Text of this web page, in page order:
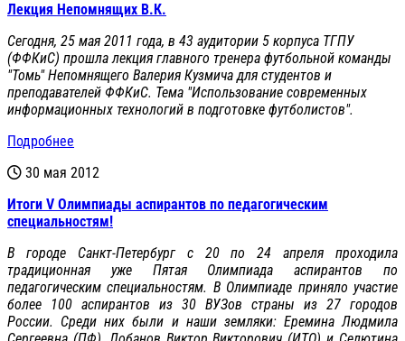
Лекция Непомнящих В.К.
Сегодня, 25 мая 2011 года, в 43 аудитории 5 корпуса ТГПУ
(ФФКиС) прошла лекция главного тренера футбольной команды
"Томь" Непомнящего Валерия Кузмича для студентов и
преподавателей ФФКиС. Тема "Использование современных
информационных технологий в подготовке футболистов".
Подробнее
30 мая 2012
Итоги V Олимпиады аспирантов по педагогическим
специальностям!
В городе Санкт-Петербург с 20 по 24 апреля проходила
традиционная уже Пятая Олимпиада аспирантов по
педагогическим специальностям. В Олимпиаде приняло участие
более 100 аспирантов из 30 ВУЗов страны из 27 городов
России. Среди них были и наши земляки: Еремина Людмила